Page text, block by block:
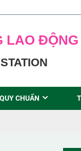
LAO ĐỘNG
CHUẨN